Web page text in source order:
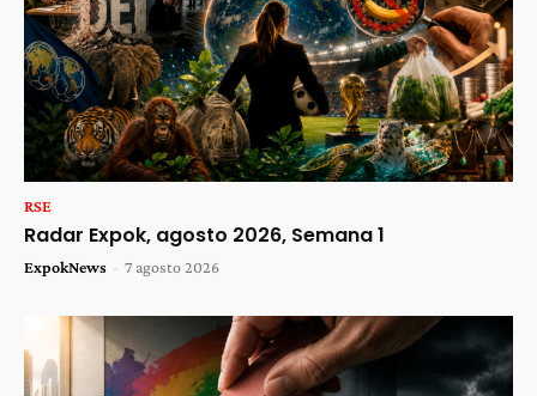
RSE
Radar Expok, agosto 2026, Semana 1
ExpokNews - 7 agosto 2026